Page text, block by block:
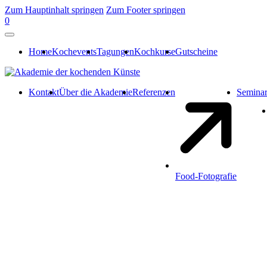
Zum Hauptinhalt springen Zum Footer springen
0
HomeKocheventsTagungenKochkurseGutscheine
KontaktÜber die AkademieReferenzen
Food-Fotografie